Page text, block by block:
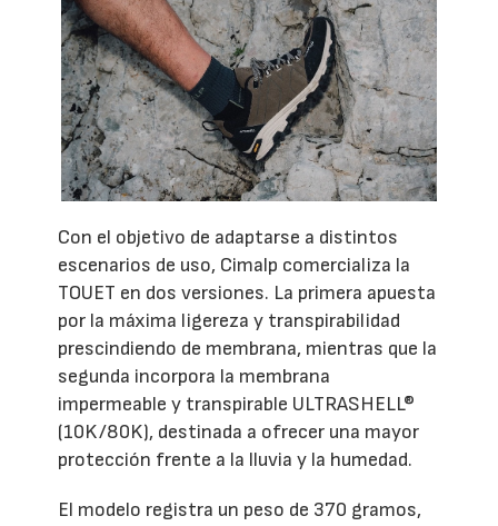
Con el objetivo de adaptarse a distintos
escenarios de uso, Cimalp comercializa la
TOUET en dos versiones. La primera apuesta
por la máxima ligereza y transpirabilidad
prescindiendo de membrana, mientras que la
segunda incorpora la membrana
impermeable y transpirable ULTRASHELL®
(10K/80K), destinada a ofrecer una mayor
protección frente a la lluvia y la humedad.
El modelo registra un peso de 370 gramos,